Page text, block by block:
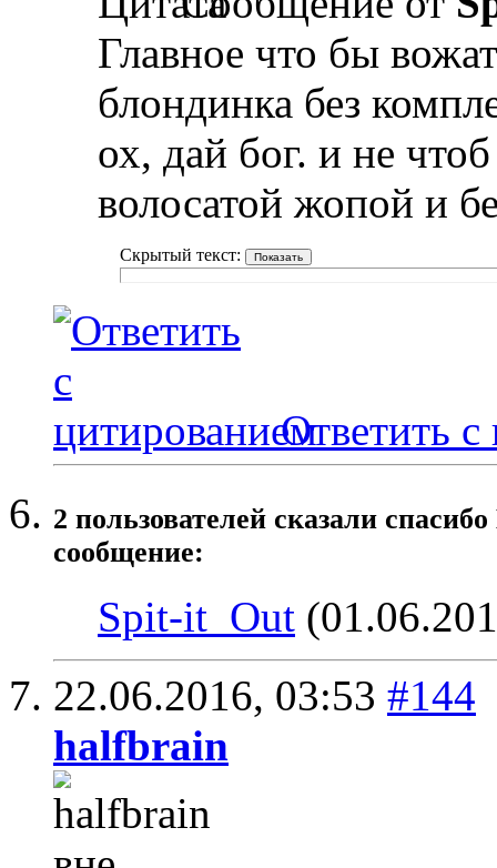
Главное что бы
блондинка без
ох, дай бог. и не
волосатой жопой и
Скрытый текст:
Ответить с
2 пользователей сказали
сообщение:
Spit-it_Out
22.06.2016, 03:53 #144
halfbrain